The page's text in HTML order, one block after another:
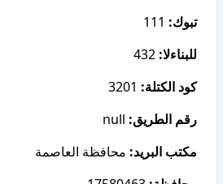
تبوك:
للبناءلا:
كود الكتلة:
رقم الطريق:
مكتب البريد: محافظة العاصمة